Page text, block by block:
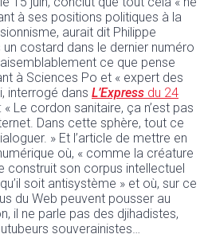
à ses positions politiques à la
aurait dit Philippe
costard dans le dernier numéro
ce que pense
à Sciences Po et « expert des
interrogé dans L’Express du 24
Le cordon sanitaire, ça n’est pas
Dans cette sphère, tout ce
» Et l’article de mettre en
où, « comme la créature
construit son corpus intellectuel
soit antisystème » et où, sur ce
du Web peuvent pousser au
il ne parle pas des djihadistes,
souverainistes…